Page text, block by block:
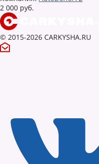
2 000 руб.
© 2015-2026 CARKYSHA.RU